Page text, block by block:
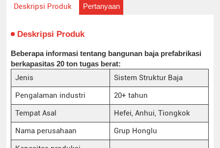
Deskripsi Produk Pertanyaan
Deskripsi Produk
Beberapa informasi tentang bangunan baja prefabrikasi
berkapasitas 20 ton tugas berat:
Jenis
Sistem Struktur Baja
Pengalaman industri
20+ tahun
Tempat Asal
Hefei, Anhui, Tiongkok
Nama perusahaan
Grup Honglu